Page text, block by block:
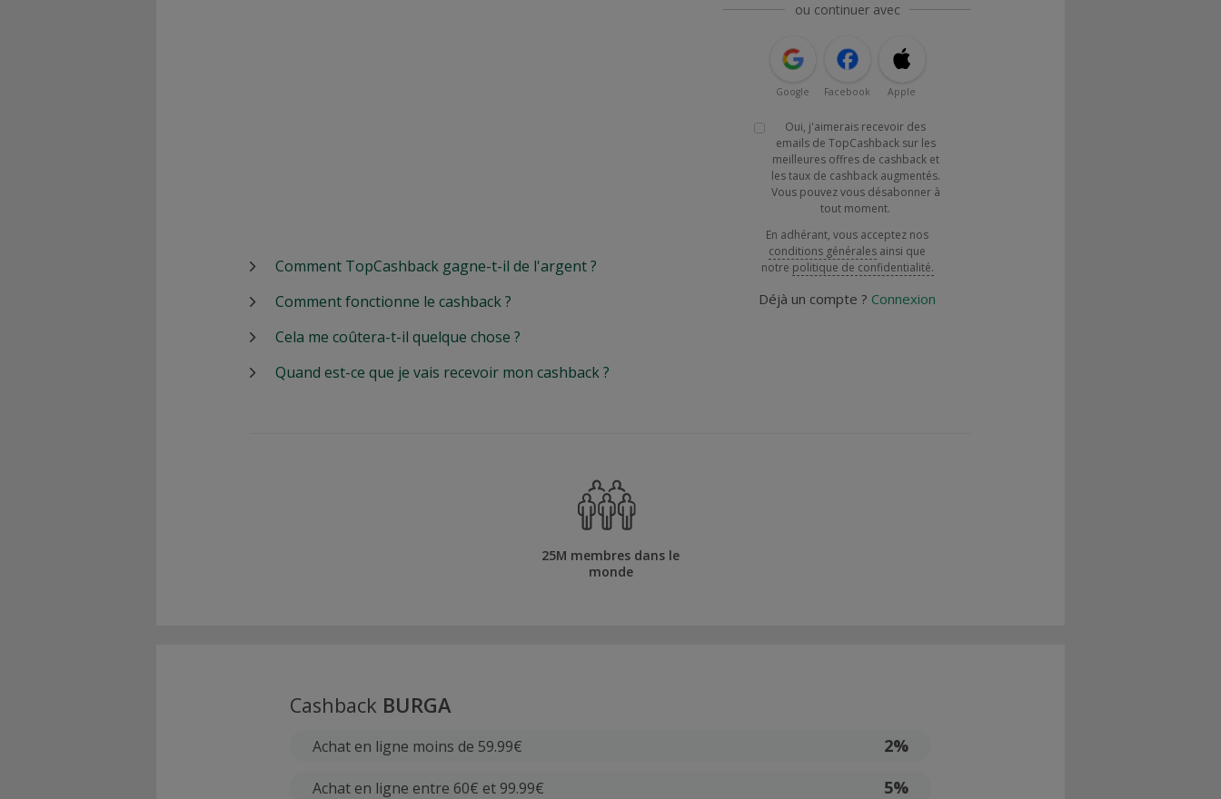
ou continuer avec
Google Facebook Apple
Oui, j'aimerais recevoir des
emails de TopCashback sur les
meilleures offres de cashback et
les taux de cashback augmentés.
Vous pouvez vous désabonner à
tout moment.
En adhérant, vous acceptez nos
conditions générales ainsi que
notre politique de confidentialité.
Déjà un compte ? Connexion
Comment TopCashback gagne-t-il de l'argent ?
Comment fonctionne le cashback ?
Cela me coûtera-t-il quelque chose ?
Quand est-ce que je vais recevoir mon cashback ?
25M membres dans le
monde
Cashback BURGA
Achat en ligne moins de 59.99€ 2%
Achat en ligne entre 60€ et 99.99€ 5%